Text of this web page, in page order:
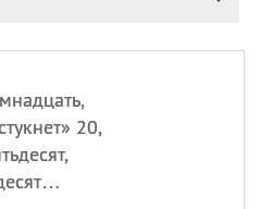
20,
Романа и Давида
мучеников
07.08
Национальный день
маяка
07.08